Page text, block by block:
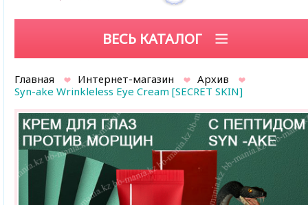
ВЕСЬ КАТАЛОГ
Главная Интернет-магазин
Архив
Syn-ake Wrinkleless Eye Cream [SECRET SKIN]